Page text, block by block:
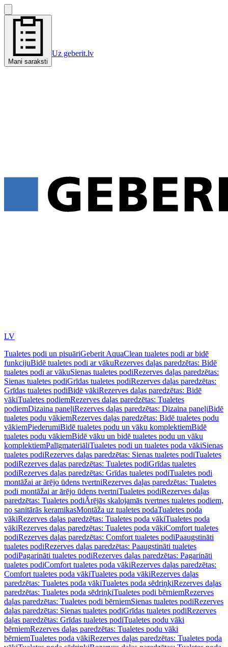
Mani saraksti
Uz geberit.lv
LV
Tualetes podi un pisuāriGeberit AquaClean tualetes podi ar bidē
funkcijuBidē tualetes podi ar vākuRezerves daļas paredzētas: Bidē
tualetes podi ar vākuSienas tualetes podiRezerves daļas paredzētas:
Sienas tualetes podiGrīdas tualetes podiRezerves daļas paredzētas:
Grīdas tualetes podiBidē vākiRezerves daļas paredzētas: Bidē
vākiTualetes podiemRezerves daļas paredzētas: Tualetes
podiemDizaina paneļiRezerves daļas paredzētas: Dizaina paneļiBidē
tualetes podu vākiemRezerves daļas paredzētas: Bidē tualetes podu
vākiemPiederumiBidē tualetes podu un vāku komplektiemBidē
tualetes podu vākiemBidē vāku un bidē tualetes podu un vāku
komplektiemPalīgmateriāliTualetes podi un tualetes poda vākiSienas
tualetes podiRezerves daļas paredzētas: Sienas tualetes podiTualetes
podiRezerves daļas paredzētas: Tualetes podiGrīdas tualetes
podiRezerves daļas paredzētas: Grīdas tualetes podiTualetes podi
montāžai ar ārējo ūdens tvertniRezerves daļas paredzētas: Tualetes
podi montāžai ar ārējo ūdens tvertniTualetes podiRezerves daļas
paredzētas: Tualetes podiĀrējās skalojamās tvertnes tualetes podiem,
no sanitārās keramikasMontāža uz tualetes podaTualetes poda
vākiRezerves daļas paredzētas: Tualetes poda vākiTualetes poda
vākiRezerves daļas paredzētas: Tualetes poda vākiComfort tualetes
podiRezerves daļas paredzētas: Comfort tualetes podiPaaugstināti
tualetes podiRezerves daļas paredzētas: Paaugstināti tualetes
podiPagarināti tualetes podiRezerves daļas paredzētas: Pagarināti
tualetes podiComfort tualetes poda vākiRezerves daļas paredzētas:
Comfort tualetes poda vākiTualetes poda vākiRezerves daļas
paredzētas: Tualetes poda vākiTualetes poda sēdriņķiRezerves daļas
paredzētas: Tualetes poda sēdriņķiTualetes podi bērniemRezerves
daļas paredzētas: Tualetes podi bērniemSienas tualetes podiRezerves
daļas paredzētas: Sienas tualetes podiGrīdas tualetes podiRezerves
daļas paredzētas: Grīdas tualetes podiTualetes podu vāki
bērniemRezerves daļas paredzētas: Tualetes podu vāki
bērniemTualetes poda vākiRezerves daļas paredzētas: Tualetes poda